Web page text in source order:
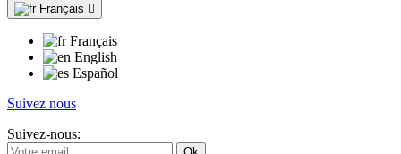
Français 
Français
English
Español
Suivez nous
Suivez-nous: